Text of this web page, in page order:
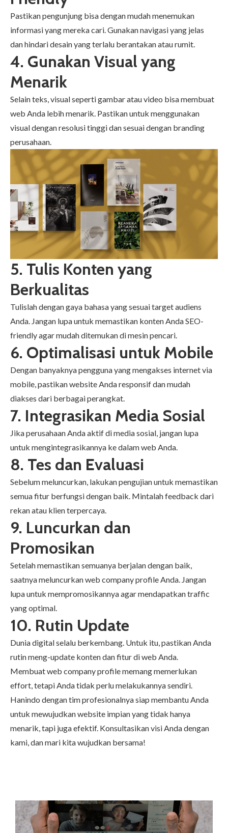
Pastikan pengunjung bisa dengan mudah menemukan
informasi yang mereka cari. Gunakan navigasi yang jelas
dan hindari desain yang terlalu berantakan atau rumit.
4. Gunakan Visual yang
Menarik
Selain teks, visual seperti gambar atau video bisa membuat
web Anda lebih menarik. Pastikan untuk menggunakan
visual dengan resolusi tinggi dan sesuai dengan branding
perusahaan.
5. Tulis Konten yang
Berkualitas
Tulislah dengan gaya bahasa yang sesuai target audiens
Anda. Jangan lupa untuk memastikan konten Anda SEO-
friendly agar mudah ditemukan di mesin pencari.
6. Optimalisasi untuk Mobile
Dengan banyaknya pengguna yang mengakses internet via
mobile, pastikan website Anda responsif dan mudah
diakses dari berbagai perangkat.
7. Integrasikan Media Sosial
Jika perusahaan Anda aktif di media sosial, jangan lupa
untuk mengintegrasikannya ke dalam web Anda.
8. Tes dan Evaluasi
Sebelum meluncurkan, lakukan pengujian untuk memastikan
semua fitur berfungsi dengan baik. Mintalah feedback dari
rekan atau klien terpercaya.
9. Luncurkan dan
Promosikan
Setelah memastikan semuanya berjalan dengan baik,
saatnya meluncurkan web company profile Anda. Jangan
lupa untuk mempromosikannya agar mendapatkan traffic
yang optimal.
10. Rutin Update
Dunia digital selalu berkembang. Untuk itu, pastikan Anda
rutin meng-update konten dan fitur di web Anda.
Membuat web company profilememang memerlukan
effort, tetapi Anda tidak perlu melakukannya sendiri.
Hanindo dengan tim profesionalnya siap membantu Anda
untuk mewujudkan website impian yang tidak hanya
menarik, tapi juga efektif. Konsultasikan visi Anda dengan
kami, dan mari kita wujudkan bersama!